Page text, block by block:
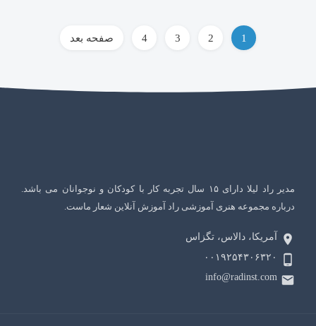
راهبری
نوشته‌ها
1
2
3
4 صفحه بعد
مدیر راد لیلا دارای ۱۵ سال تجربه کار با کودکان و نوجوانان می باشد.
درباره مجموعه هنری آموزشی راد آموزش آنلاین شعار ماست.
آمریکا، دالاس، تگزاس
۰۰۱۹۲۵۴۳۰۶۳۲۰
info@radinst.com